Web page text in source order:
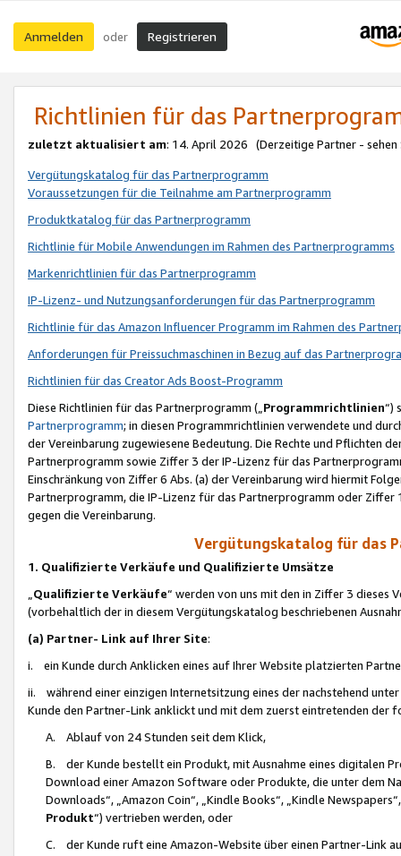
Anmelden oder Registrieren
Richtlinien für das
zuletzt aktualisiert am: 14. April 2026 (Derzeitige Partner - sehen
Vergütungskatalog für das Partnerprogramm
Voraussetzungen für die Teilnahme am Partnerprogramm
Produktkatalog für das Partnerprogramm
Richtlinie für Mobile Anwendungen im Rahmen des Partnerprogramms
Markenrichtlinien für das Partnerprogramm
IP-Lizenz- und Nutzungsanforderungen für das Partnerprogramm
Richtlinie für das Amazon Influencer Programm im Rahmen des
Anforderungen für Preissuchmaschinen in Bezug auf das
Richtlinien für das Creator Ads Boost-Programm
Diese Richtlinien für das Partnerprogramm („Programmrichtlinien“)
Partnerprogramm; in diesen Programmrichtlinien verwendete und
der Vereinbarung zugewiesene Bedeutung. Die Rechte und Pflichten
Partnerprogramm sowie Ziffer 3 der IP-Lizenz für das
Einschränkung von Ziffer 6 Abs. (a) der Vereinbarung wird hiermit
Partnerprogramm, die IP-Lizenz für das Partnerprogramm oder
gegen die Vereinbarung.
Vergütungskatalog für das
1. Qualifizierte Verkäufe und Qualifizierte Umsätze
Qualifizierte Verkäufe“ werden von uns mit den in Ziffer 3
(vorbehaltlich der in diesem Vergütungskatalog beschriebenen
(a) Partner- Link auf Ihrer Site:
i. ein Kunde durch Anklicken eines auf Ihrer Website platzierten
ii. während einer einzigen Internetsitzung eines der nachstehend
Kunde den Partner-Link anklickt und mit dem zuerst eintretenden der
A. Ablauf von 24 Stunden seit dem Klick,
B. der Kunde bestellt ein Produkt, mit Ausnahme eines digitalen
Download einer Amazon Software oder Produkte, die unter dem
Downloads“, „Amazon Coin“, „Kindle Books“, „Kindle
Produkt“) vertrieben werden, oder
C. der Kunde ruft eine Amazon-Website über einen Partner-Link